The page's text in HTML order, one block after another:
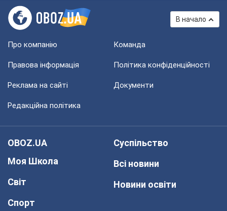
В начало
Про компанію Команда
Правова інформація Політика конфіденційності
Реклама на сайті Документи
Редакційна політика
OBOZ.UA
Моя Школа
Світ
Спорт
Суспільство
Всі новини
Новини освіти